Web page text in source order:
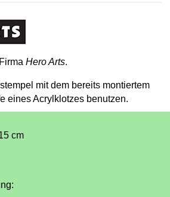
Hero Arts.
mit dem bereits montiertem
eines Acrylklotzes benutzen.
cm